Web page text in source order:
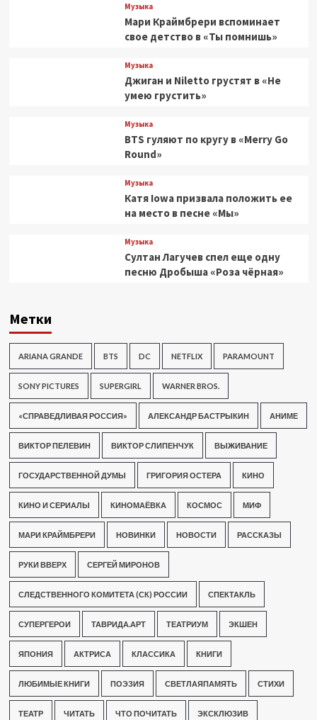
Музыка
Мари Краймбрери вспоминает
свое детство в «Ты помнишь»
Музыка
Джиган и Niletto грустят в «Не
умею грустить»
Музыка
BTS гуляют по кругу в «Merry Go
Round»
Музыка
Катя Iowa призвала положить ее
на место в песне «Мы»
Музыка
Султан Лагучев спел еще одну
песню Дробыша «Роза чёрная»
Метки
ARIANA GRANDE BTS DC NETFLIX PARAMOUNT
SONY PICTURES SUPERGIRL WARNER BROS.
«СПРАВЕДЛИВАЯ РОССИЯ» АЛЕКСАНДР БАСТРЫКИН АНИМЕ
ВИКТОР ПЕЛЕВИН ВИКТОР СЛИПЕНЧУК ВЫЖИВАНИЕ
ГОСУДАРСТВЕННОЙ ДУМЫ ГРИГОРИЯ ОСТЕРА КИНО
КИНО И СЕРИАЛЫ КИНОМАЁВКА КОСМОС МИФ
МАРИ КРАЙМБРЕРИ НОВИНКИ НОВОСТИ РАССКАЗЫ
РУКИ ВВЕРХ СЕРГЕЙ МИРОНОВ
СЛЕДСТВЕННОГО КОМИТЕТА (СК) РОССИИ СПЕКТАКЛЬ
СУПЕРГЕРОИ ТАВРИДА.АРТ ТЕАТРИУМ ЭКШЕН
ЯПОНИЯ АКТРИСА КЛАССИКА КНИГИ
ЛЮБИМЫЕ КНИГИ ПОЭЗИЯ СВЕТЛАЯПАМЯТЬ СТИХИ
ТЕАТР ЧИТАТЬ ЧТО ПОЧИТАТЬ ЭКСКЛЮЗИВ